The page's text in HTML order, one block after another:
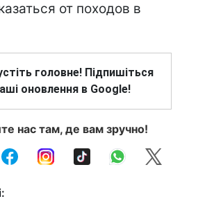
от походов в
головне! Підпишіться
оновлення в Google!
нас там, де вам зручно!